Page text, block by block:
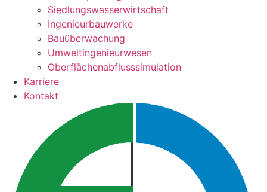
Siedlungswasserwirtschaft
Ingenieurbauwerke
Bauüberwachung
Umweltingenieurwesen
Oberflächenabflusssimulation
Karriere
Kontakt